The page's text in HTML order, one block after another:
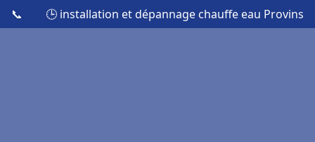
📞 🕒 installation et dépannage chauffe eau Provins